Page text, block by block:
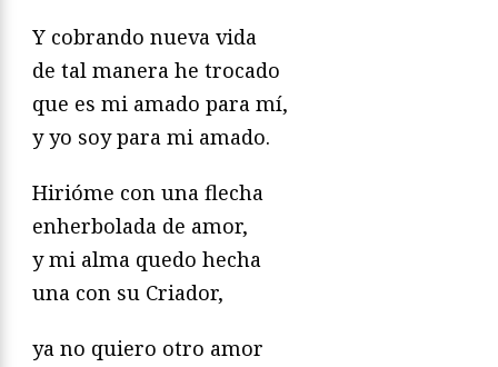
Y cobrando nueva vida
de tal manera he trocado
que es mi amado para mí,
y yo soy para mi amado.
Hirióme con una flecha
enherbolada de amor,
y mi alma quedo hecha
una con su Criador,
ya no quiero otro amor